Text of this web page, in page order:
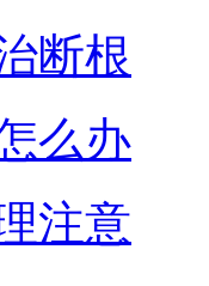
断根
么办
注意